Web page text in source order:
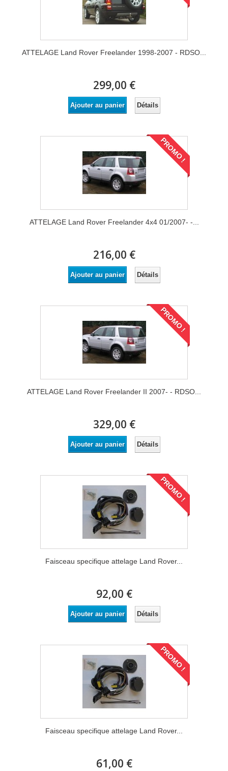
ATTELAGE Land Rover Freelander 1998-2007 - RDSO...
299,00 €
Ajouter au panier Détails
PROMO !
ATTELAGE Land Rover Freelander 4x4 01/2007- -...
216,00 €
Ajouter au panier Détails
PROMO !
ATTELAGE Land Rover Freelander II 2007- - RDSO...
329,00 €
Ajouter au panier Détails
PROMO !
Faisceau specifique attelage Land Rover...
92,00 €
Ajouter au panier Détails
PROMO !
Faisceau specifique attelage Land Rover...
61,00 €